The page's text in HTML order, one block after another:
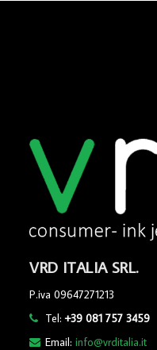
VRD ITALIA SRL.
P.iva 09647271213
Tel:+39 081 757 3459
Email:info@vrditalia.it